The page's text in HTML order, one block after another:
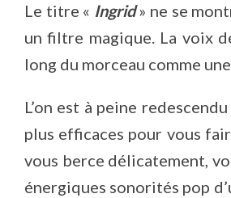
Le titre « Ingrid» ne se
un filtre magique. La voix
long du morceau comme
L’on est à peine redescendu
plus efficaces pour vous
vous berce délicatement,
énergiques sonorités pop